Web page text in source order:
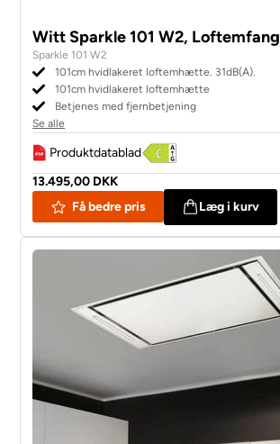
Witt Sparkle 101 W2, Loftemfang
Sparkle 101 W2
101cm hvidlakeret loftemhætte. 31dB(A).
101cm hvidlakeret loftemhætte
Betjenes med fjernbetjening
Se alle
Produktdatablad
13.495,00 DKK
Få bedre pris
Læg i kurv